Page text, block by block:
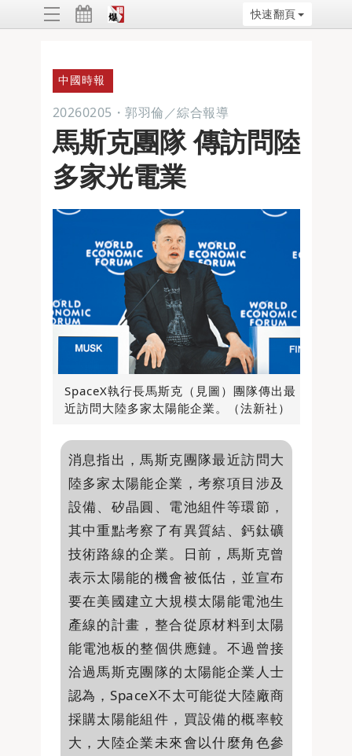
快速翻頁
中國時報
20260205 ・ 郭羽倫／綜合報導
馬斯克團隊 傳訪問陸
多家光電業
SpaceX執行長馬斯克（見圖）團隊傳出最
近訪問大陸多家太陽能企業。（法新社）
消息指出，馬斯克團隊最近訪問大
陸多家太陽能企業，考察項目涉及
設備、矽晶圓、電池組件等環節，
其中重點考察了有異質結、鈣鈦礦
技術路線的企業。日前，馬斯克曾
表示太陽能的機會被低估，並宣布
要在美國建立大規模太陽能電池生
產線的計畫，整合從原材料到太陽
能電池板的整個供應鏈。不過曾接
洽過馬斯克團隊的太陽能企業人士
認為，SpaceX不太可能從大陸廠商
採購太陽能組件，買設備的概率較
大，大陸企業未來會以什麼角色參